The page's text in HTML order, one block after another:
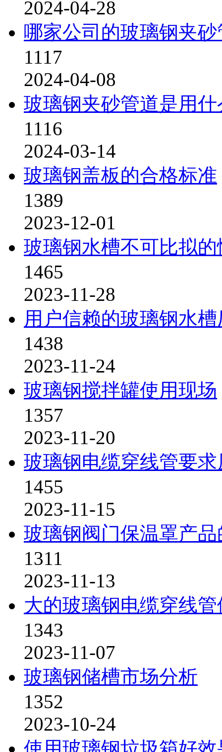
2024-04-28
哪家公司的玻璃钢夹
1117
2024-04-08
玻璃钢夹砂管道是用
1116
2024-03-14
玻璃钢盖板的合格标准
1389
2023-12-01
玻璃钢水槽不可比拟的
1465
2023-11-28
用户信赖的玻璃钢水
1438
2023-11-24
玻璃钢搅拌罐使用现场
1357
2023-11-20
玻璃钢电缆穿线管要
1455
2023-11-15
玻璃钢阀门保温罩产
1311
2023-11-13
大的玻璃钢电缆穿线
1343
2023-11-07
玻璃钢储槽市场分析
1352
2023-10-24